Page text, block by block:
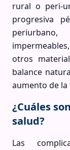
rural o peri-
progresiva
otros
balance
aumento de
¿Cuáles
salud?
Las